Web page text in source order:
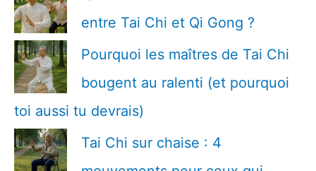
entre Tai Chi et Qi Gong ?
Pourquoi les maîtres de Tai Chi
bougent au ralenti (et pourquoi
toi aussi tu devrais)
Tai Chi sur chaise : 4